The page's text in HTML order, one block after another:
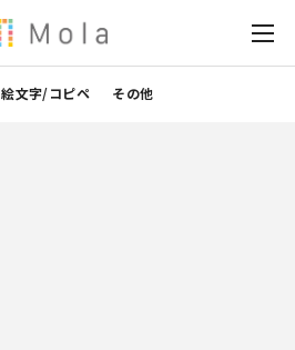
絵文字/コピペ その他